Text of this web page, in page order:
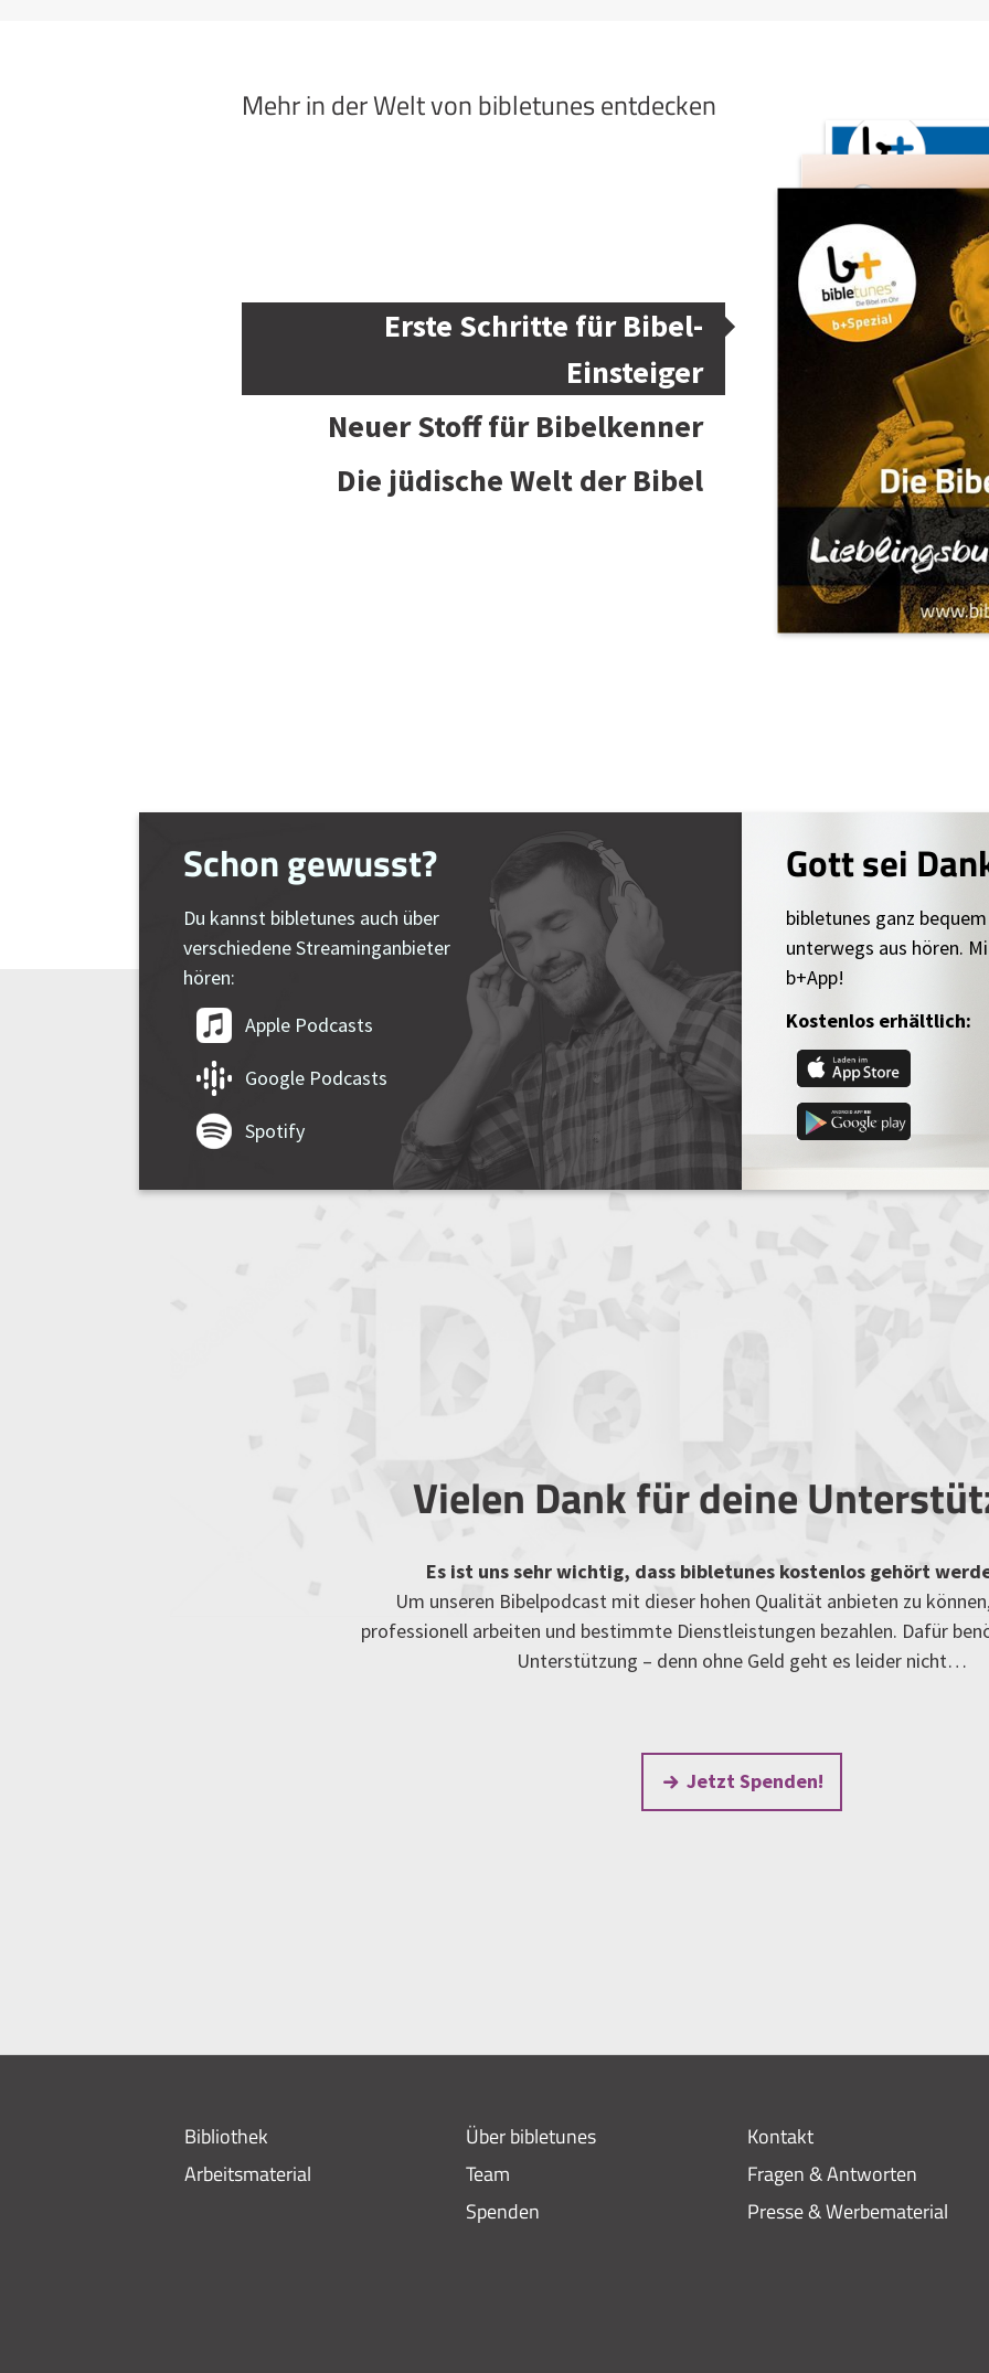
Mehr in der Welt von bibletunes entdecken
Erste Schritte für Bibel-
Einsteiger
Neuer Stoff für Bibelkenner
Die jüdische Welt der Bibel
Schon gewusst?
Du kannst bibletunes auch über
verschiedene Streaminganbieter
hören:
Apple Podcasts
Google Podcasts
Spotify
Gott sei
bibletunes ganz
unterwegs aus hören.
b+App!
Kostenlos erhältlich:
Vielen Dank für deine
Es ist uns sehr wichtig, dass bibletunes kostenlos gehört
Um unseren Bibelpodcast mit dieser hohen Qualität anbieten zu
professionell arbeiten und bestimmte Dienstleistungen bezahlen. Dafür
Unterstützung – denn ohne Geld geht es leider nicht…
Jetzt Spenden!
Bibliothek
Arbeitsmaterial
Über bibletunes
Team
Spenden
Kontakt
Fragen & Antworten
Presse & Werbematerial